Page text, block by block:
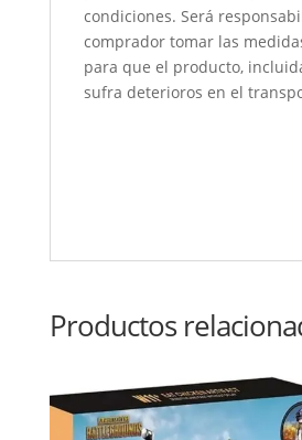
condiciones. Será
comprador tomar las
para que el producto,
sufra deterioros en el
Productos